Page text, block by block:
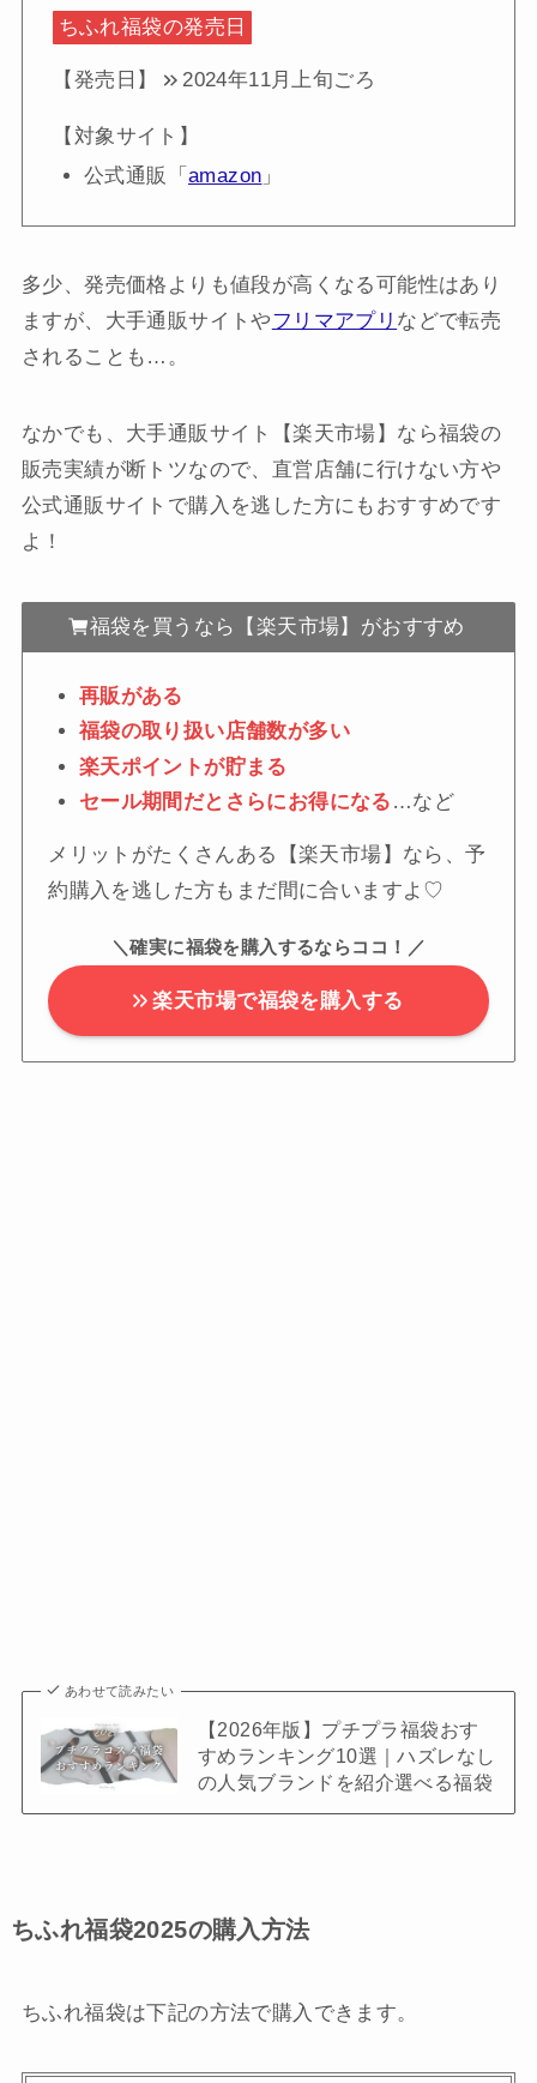
ちふれ福袋の発売日
【発売日】 2024年11月上旬ごろ
【対象サイト】
公式通販「 amazon 」
多少、発売価格よりも値段が高くなる可能性はあり
ますが、大手通販サイトやフリマアプリ などで転売
されることも…。
なかでも、大手通販サイト【楽天市場】なら福袋の
販売実績が断トツなので、直営店舗に行けない方や
公式通販サイトで購入を逃した方にもおすすめです
よ！
福袋を買うなら【楽天市場】がおすすめ
再販がある
福袋の取り扱い店舗数が多い
楽天ポイントが貯まる
セール期間だとさらにお得になる …など
メリットがたくさんある【楽天市場】なら、予
約購入を逃した方もまだ間に合いますよ♡
＼確実に福袋を購入するならココ！／
楽天市場で福袋を購入する
あわせて読みたい
【2026年版】プチプラ福袋おす
すめランキング10選｜ハズレなし
の人気ブランドを紹介選べる福袋
ちふれ福袋2025の購入方法
ちふれ福袋は下記の方法で購入できます。